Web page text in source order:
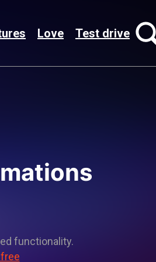
Love Test drive
functionality.